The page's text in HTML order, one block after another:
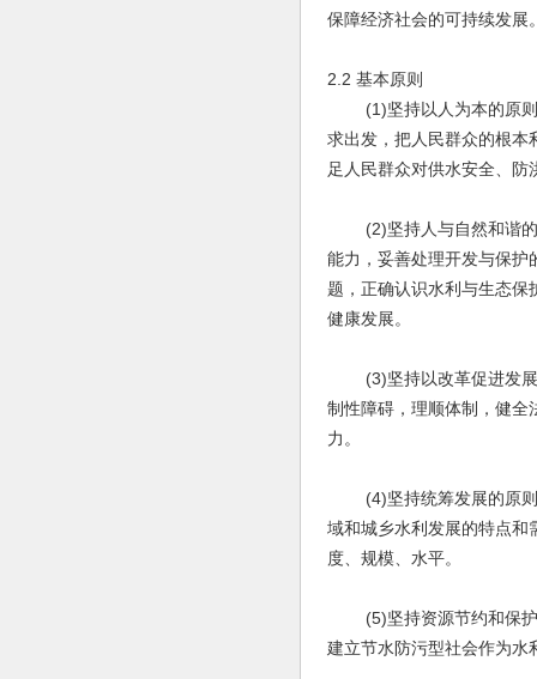
保障经济社会的可持续发展
2.2 基本原则
(1)坚持以人为本的原则
求出发，把人民群众的根本
足人民群众对供水安全、
(2)坚持人与自然和谐的
能力，妥善处理开发与保护
题，正确认识水利与生态保
健康发展。
(3)坚持以改革促进发展
制性障碍，理顺体制，健全
力。
(4)坚持统筹发展的原则
域和城乡水利发展的特点和
度、规模、水平。
(5)坚持资源节约和保护
建立节水防污型社会作为水